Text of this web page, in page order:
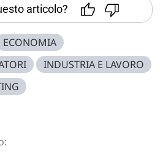
articolo?
ECONOMIA
INDUSTRIA E LAVORO